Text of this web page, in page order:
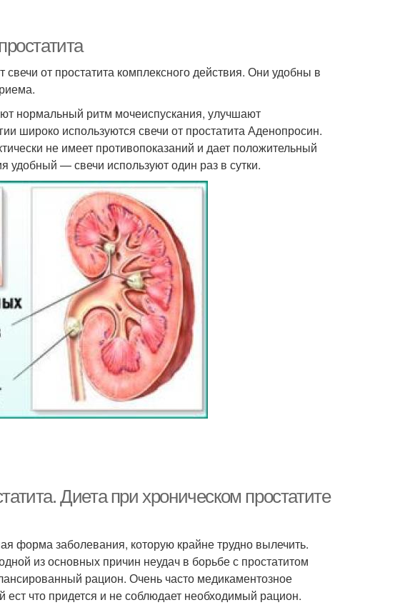
от простатита комплексного действия. Они удобны в
нормальный ритм мочеиспускания, улучшают
широко используются свечи от простатита Аденопросин.
не имеет противопоказаний и дает положительный
— свечи используют один раз в сутки.
Диета при хроническом простатите
форма заболевания, которую крайне трудно вылечить.
из основных причин неудач в борьбе с простатитом
рацион. Очень часто медикаментозное
что придется и не соблюдает необходимый рацион.